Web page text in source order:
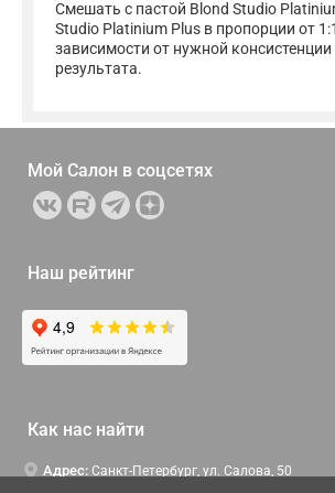
Смешать с пастой Blond Studio
Studio Platinium Plus в пропорции от
зависимости от нужной
результата.
Мой Салон в соцсетях
Наш рейтинг
Как нас найти
Адрес: Санкт-Петербург, ул. Салова, 50